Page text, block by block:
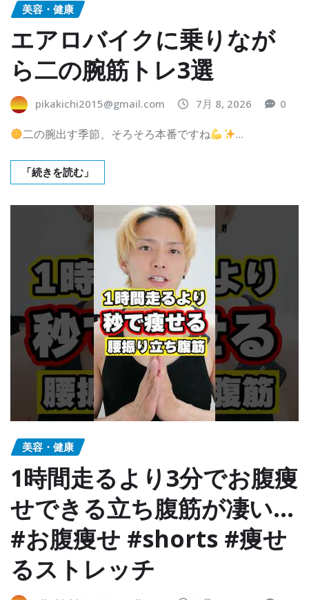
美容・健康
エアロバイクに乗りなが
ら二の腕筋トレ3選
pikakichi2015@gmail.com 7月 8, 2026 0
二の腕出す季節、そろそろ本番ですね …
「続きを読む」
美容・健康
1時間走るより3分でお腹痩
せできる立ち腹筋が凄い…
#お腹痩せ #shorts #痩せ
るストレッチ